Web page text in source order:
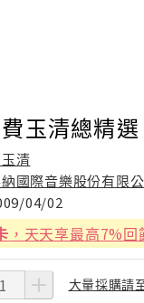
玉清總精選
清
國際音樂股份有限
04/02
，天天享最高7%回
大量採購請